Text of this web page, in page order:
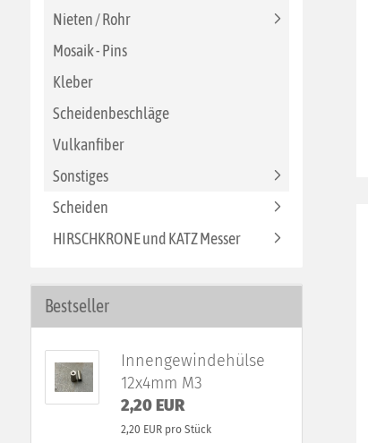
Nieten / Rohr
Mosaik - Pins
Kleber
Scheidenbeschläge
Vulkanfiber
Sonstiges
Scheiden
HIRSCHKRONE und KATZ Messer
Bestseller
Innengewindehülse
12x4mm M3
2,20 EUR
2,20 EUR pro Stück